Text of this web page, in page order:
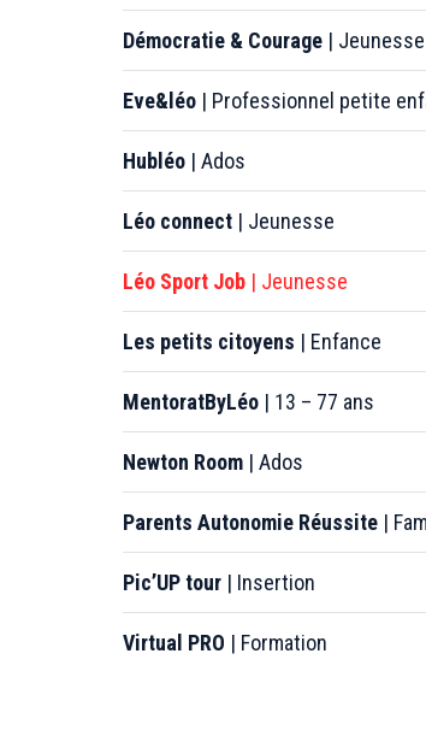
Démocratie & Courage | Jeunesse
Eve&léo | Professionnel petite
Hubléo | Ados
Léo connect | Jeunesse
Léo Sport Job | Jeunesse
Les petits citoyens | Enfance
MentoratByLéo | 13 – 77 ans
Newton Room | Ados
Parents Autonomie Réussite |
Pic’UP tour | Insertion
Virtual PRO | Formation